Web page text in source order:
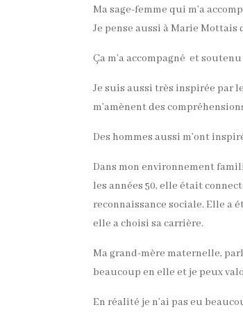
Ma sage-femme qui m’a
Je pense aussi à Marie
Ça m’a accompagné et
Je suis aussi très inspirée par
m’amènent des
Des hommes aussi m’ont
Dans mon environnement
les années 50, elle était
reconnaissance sociale. Elle a
elle a choisi sa carrière.
Ma grand-mère maternelle,
beaucoup en elle et je peux
En réalité je n’ai pas eu